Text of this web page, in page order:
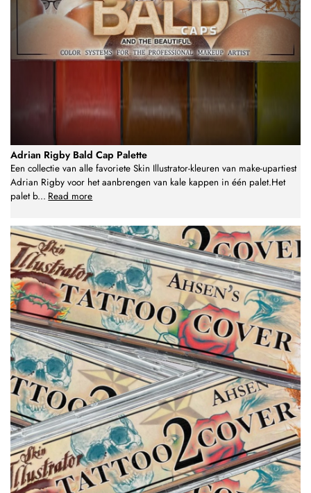
Adrian Rigby Bald Cap Palette
Een collectie van alle favoriete Skin Illustrator-kleuren van make-upartiest
Adrian Rigby voor het aanbrengen van kale kappen in één palet.Het
palet b... Read more